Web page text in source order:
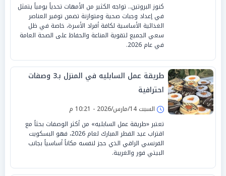
كنوز البروتين.. تواجه الكثير من الأمهات تحدياً يومياً يتمثل
في إعداد وجبات صحية ومتوازنة تضمن توفير العناصر
الغذائية الأساسية لكافة أفراد الأسرة، خاصة في ظل
سعي الجميع لتقوية المناعة والحفاظ على الصحة العامة
في عام 2026.
طريقة عمل السابليه في المنزل بـ3 وصفات
احترافية
السبت 14/مارس/2026 - 10:21 م
تعتبر «طريقة عمل السابليه» من أكثر الوصفات بحثاً مع
اقتراب عيد الفطر المبارك لعام 2026، فهو البسكويت
الفرنسي الراقي الذي حجز لنفسه مكاناً أساسياً بجانب
البيتي فور والغريبة.